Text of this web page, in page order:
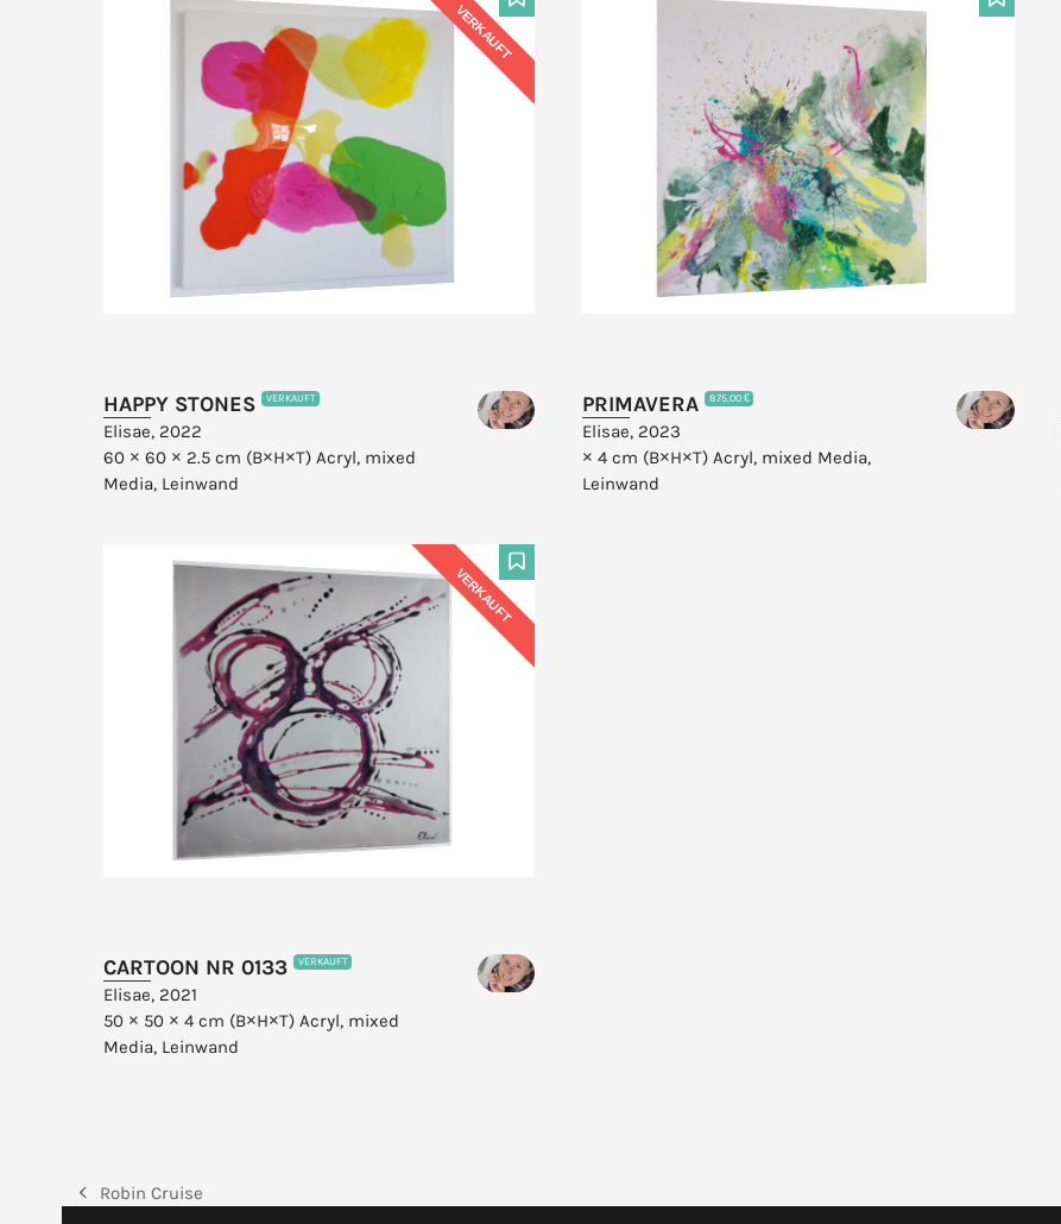
F
VERKAUFT
HAPPY STONES VERKAUFT
Elisae, 2022
60 × 60 × 2.5 cm (B×H×T)Acryl, mixed
Media, Leinwand
F
PRIMAVERA 875,00 €
Elisae, 2023
× 4 cm (B×H×T)Acryl, mixed Media,
Leinwand
F
VERKAUFT
CARTOON NR 0133 VERKAUFT
Elisae, 2021
50 × 50 × 4 cm (B×H×T)Acryl, mixed
Media, Leinwand
vorheriger
Robin Cruise